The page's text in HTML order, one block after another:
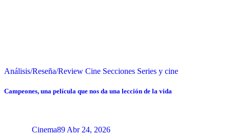
Análisis/Reseña/Review Cine Secciones Series y cine
Campeones, una película que nos da una lección de la vida
Cinema89 Abr 24, 2026